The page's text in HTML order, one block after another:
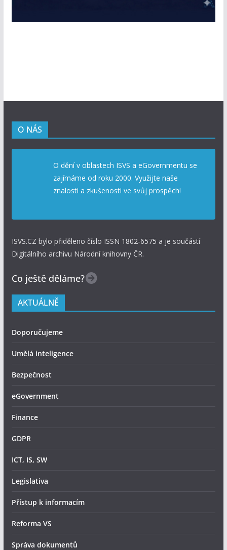
O NÁS
O dění v oblastech ISVS a eGovernmentu se
zajímáme od roku 2000. Využijte naše
znalosti a zkušenosti ve svůj prospěch!
ISVS.CZ bylo přiděleno číslo ISSN 1802-6575 a je součástí
Digitálního archivu Národní knihovny ČR.
Co ještě děláme?
AKTUÁLNĚ
Doporučujeme
Umělá inteligence
Bezpečnost
eGovernment
Finance
GDPR
ICT, IS, SW
Legislativa
Přístup k informacím
Reforma VS
Správa dokumentů